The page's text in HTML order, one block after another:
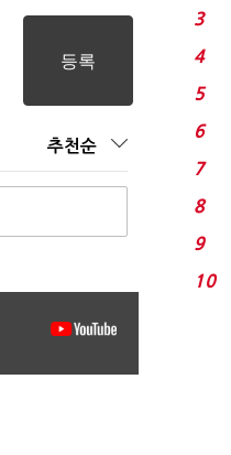
추천순
3
4
5
6
7
8
9
10